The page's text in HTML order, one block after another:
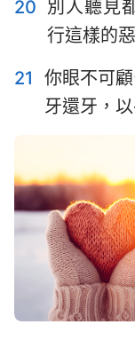
20 別人聽見
行這樣的
21
你眼不可
牙還牙，